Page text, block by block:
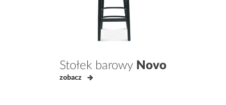
Stołek barowy Novo
zobacz